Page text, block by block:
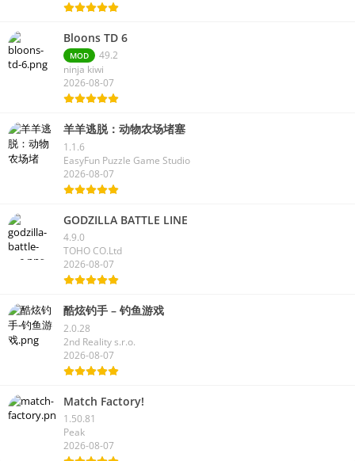
Bloons TD 6
MOD
49.2
ninja kiwi
2026-08-07
羊羊逃脱：动物农场堵塞
1.1.6
EasyFun Puzzle Game Studio
2026-08-07
GODZILLA BATTLE LINE
4.9.0
TOHO CO.Ltd
2026-08-07
酷炫钓手 – 钓鱼游戏
2.0.28
2nd Reality s.r.o.
2026-08-07
Match Factory!
1.50.81
Peak
2026-08-07